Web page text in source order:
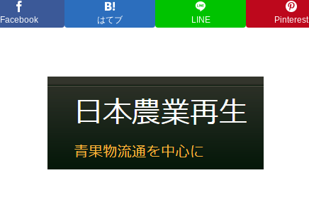
Facebook はてブ LINE Pinterest